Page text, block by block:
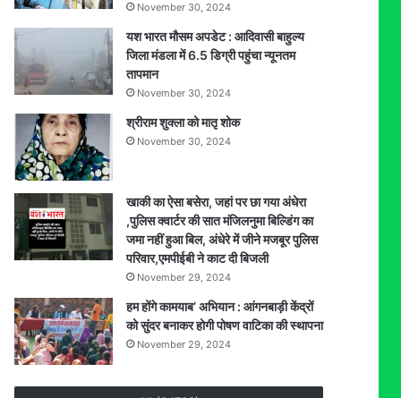
November 30, 2024
यश भारत मौसम अपडेट : आदिवासी बाहुल्य
जिला मंडला में 6.5 डिग्री पहुंचा न्यूनतम
तापमान
November 30, 2024
श्रीराम शुक्ला को मातृ शोक
November 30, 2024
खाकी का ऐसा बसेरा, जहां पर छा गया अंधेरा
,पुलिस क्वार्टर की सात मंजिलनुमा बिल्डिंग का
जमा नहीं हुआ बिल, अंधेरे में जीने मजबूर पुलिस
परिवार,एमपीईबी ने काट दी बिजली
November 29, 2024
हम होंगे कामयाब’ अभियान : आंगनबाड़ी केंद्रों
को सुंदर बनाकर होगी पोषण वाटिका की स्थापना
November 29, 2024